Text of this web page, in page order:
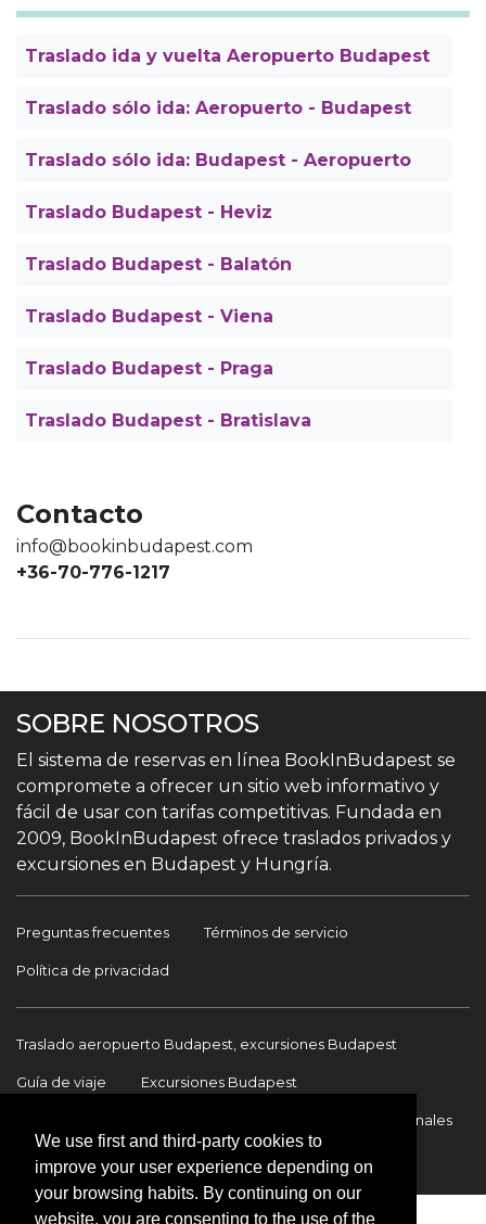
We use first and third-party cookies to
improve your user experience depending on
your browsing habits. By continuing on our
website, you are consenting to the use of the
Traslado ida y vuelta Aeropuerto Budapest
Traslado sólo ida: Aeropuerto - Budapest
Traslado sólo ida: Budapest - Aeropuerto
Traslado Budapest - Heviz
Traslado Budapest - Balatón
Traslado Budapest - Viena
Traslado Budapest - Praga
Traslado Budapest - Bratislava
Contacto
info@bookinbudapest.com
+36-70-776-1217
SOBRE NOSOTROS
El sistema de reservas en línea BookInBudapest se
compromete a ofrecer un sitio web informativo y
fácil de usar con tarifas competitivas. Fundada en
2009, BookInBudapest ofrece traslados privados y
excursiones en Budapest y Hungría.
Preguntas frecuentes Términos de servicio
Política de privacidad
Traslado aeropuerto Budapest, excursiones Budapest
Guía de viaje Excursiones Budapest
Traslados internacionales
Contacto